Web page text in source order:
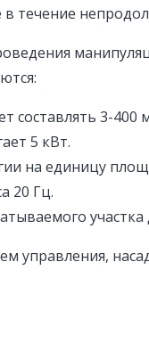
течение
составлять 3-400
5 кВт.
на единицу
20 Гц.
участка
управления,